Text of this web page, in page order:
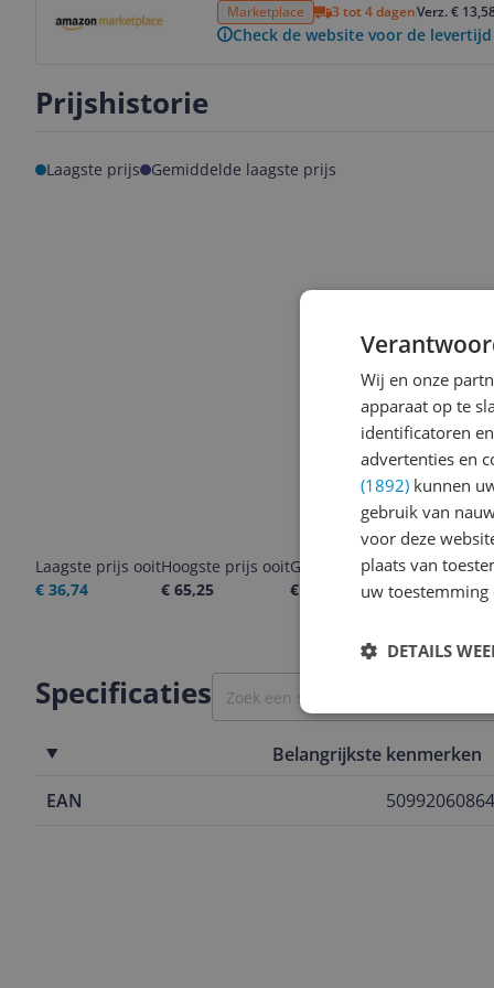
Marketplace 3 tot 4 dagenVerz. €
Check de website voor de
Prijshistorie
Laagste prijs Gemiddelde laagste prijs
Laagste prijs ooit
€ 36,74
Hoogste prijs ooit
€ 65,25
Goedkoopste nu
€ 53,00
Laatste
06-08-2026
Specificaties
Belangrijkste kenmerken
EAN
Wij en onze
apparaat op te
identificatoren
advertenties en
(1892) kunnen
gebruik van
voor deze
plaats van
uw
DETAILS